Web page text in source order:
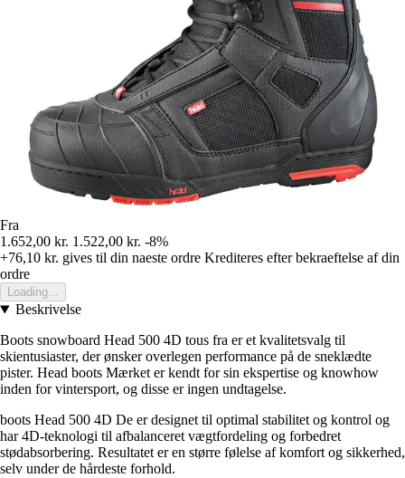
Fra
1.652,00 kr. 1.522,00 kr. -8%
+76,10 kr. gives til din naeste ordre Krediteres efter bekraeftelse af din
ordre
Loading...
Beskrivelse
Boots snowboard Head 500 4D tous fra er et kvalitetsvalg til
skientusiaster, der ønsker overlegen performance på de sneklædte
pister. Head boots Mærket er kendt for sin ekspertise og knowhow
inden for vintersport, og disse er ingen undtagelse.
boots Head 500 4D De er designet til optimal stabilitet og kontrol og
har 4D-teknologi til afbalanceret vægtfordeling og forbedret
stødabsorbering. Resultatet er en større følelse af komfort og sikkerhed,
selv under de hårdeste forhold.